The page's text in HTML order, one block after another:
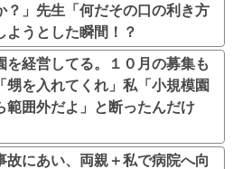
？」先生「何だその口の利き方
ようとした瞬間！？
を経営してる。１０月の募集も
甥を入れてくれ」私「小規模園
範囲外だよ」と断ったんだけ
故にあい、両親＋私で病院へ向